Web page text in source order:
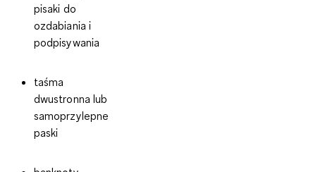
pisaki do
ozdabiania i
podpisywania
taśma
dwustronna lub
samoprzylepne
paski